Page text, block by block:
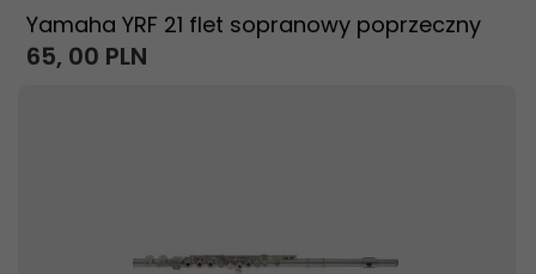
Yamaha YRF 21 flet sopranowy poprzeczny
65, 00 PLN